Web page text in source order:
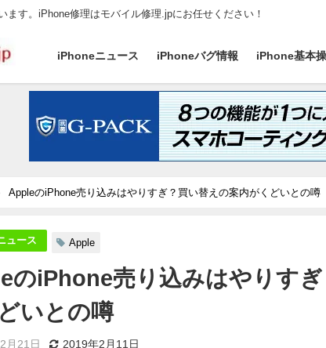
ます。iPhone修理はモバイル修理.jpにお任せください！
iPhoneニュース iPhoneバグ情報 iPhone基本
AppleのiPhone売り込みはやりすぎ？買い替えの案内がくどいとの噂
ュース Apple
のiPhone売り込みはやりす
いとの噂
月21日 2019年2月11日